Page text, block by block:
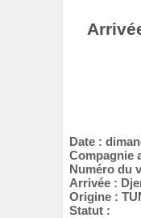
Date :
Compagnie
Numéro du
Arrivée :
Origine :
Statut :